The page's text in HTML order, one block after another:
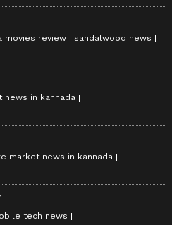
movies review
sandalwood news
news in kannada
market news in kannada
tech news